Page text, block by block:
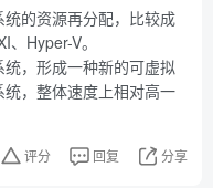
的资源再分配，比较成
Hyper-V。
，形成一种新的可虚拟
，整体速度上相对高一
评分 回复 分享